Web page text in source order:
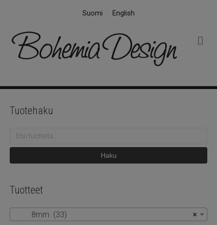
Suomi English
k
Tuotehaku
Etsi:
Haku
Tuotteet
×
8mm (33)